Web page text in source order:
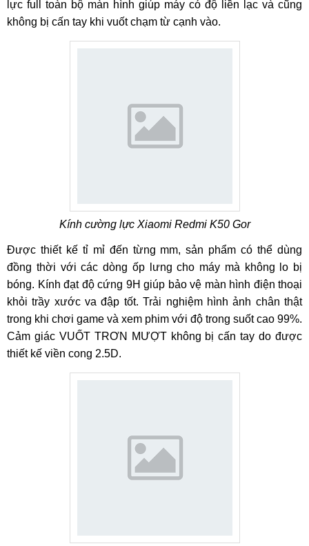
lực full toàn bộ màn hình giúp máy có độ liền lạc và cũng
không bị cấn tay khi vuốt chạm từ cạnh vào.
Kính cường lực Xiaomi Redmi K50 Gor
Được thiết kế tỉ mỉ đến từng mm, sản phẩm có thể dùng
đồng thời với các dòng ốp lưng cho máy mà không lo bị
bóng. Kính đạt độ cứng 9H giúp bảo vệ màn hình điện thoại
khỏi trầy xước va đập tốt. Trải nghiệm hình ảnh chân thật
trong khi chơi game và xem phim với độ trong suốt cao 99%.
Cảm giác VUỐT TRƠN MƯỢT không bị cấn tay do được
thiết kế viền cong 2.5D.